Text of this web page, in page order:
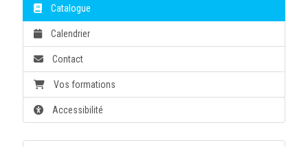
Catalogue
Calendrier
Contact
Vos formations
Accessibilité